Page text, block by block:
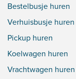
Bestelbusje huren
Verhuisbusje huren
Pickup huren
Koelwagen huren
Vrachtwagen huren